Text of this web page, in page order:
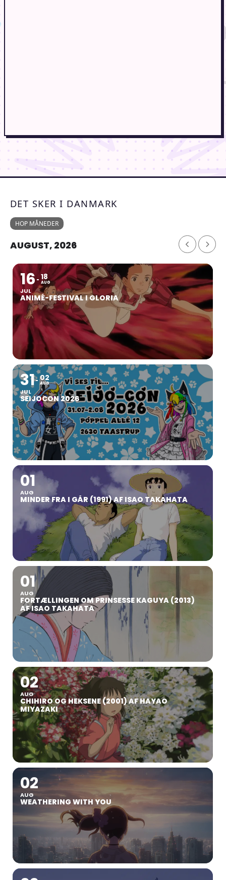
DET SKER I DANMARK
HOP MÅNEDER
AUGUST, 2026
16
JUL
18
AUG
ANIMÉ-FESTIVAL I GLORIA
31
JUL
02
AUG
SEIJOCON 2026
01
AUG
MINDER FRA I GÅR (1991) AF ISAO TAKAHATA
01
AUG
FORTÆLLINGEN OM PRINSESSE KAGUYA (2013)
AF ISAO TAKAHATA
02
AUG
CHIHIRO OG HEKSENE (2001) AF HAYAO
MIYAZAKI
02
AUG
WEATHERING WITH YOU